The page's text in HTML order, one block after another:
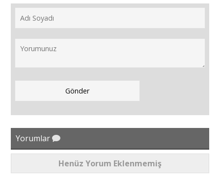
Yorumlar
Henüz Yorum Eklenmemiş